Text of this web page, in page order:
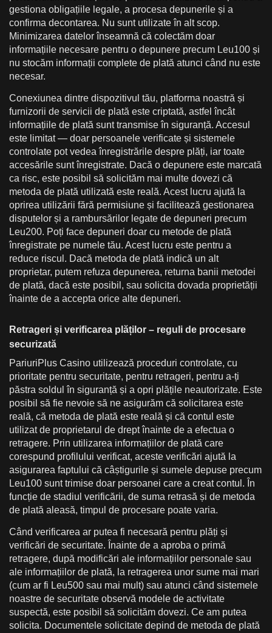
gestiona obligațiile legale, a procesa depunerile și a
confirma decontarea. Nu sunt utilizate în alt scop.
Minimizarea datelor înseamnă că colectăm doar
informațiile necesare pentru o depunere precum Leu100 și
nu stocăm informații complete de plată atunci când nu este
necesar.
Conexiunea dintre dispozitivul tău, platforma noastră și
furnizorii de servicii de plată este criptată, astfel încât
informațiile de plată sunt transmise în siguranță. Accesul
este limitat — doar persoanele verificate și sistemele
controlate pot vedea înregistrările despre plăți, iar toate
accesările sunt înregistrate. Dacă o depunere este marcată
ca risc, este posibil să solicităm mai multe dovezi că
metoda de plată utilizată este reală. Acest lucru ajută la
oprirea utilizării fără permisiune și facilitează gestionarea
disputelor și a rambursărilor legate de depuneri precum
Leu200. Poți face depuneri doar cu metode de plată
înregistrate pe numele tău. Acest lucru este pentru a
reduce riscul. Dacă metoda de plată indică un alt
proprietar, putem refuza depunerea, returna banii metodei
de plată, dacă este posibil, sau solicita dovada proprietății
înainte de a accepta orice alte depuneri.
Retrageri și verificarea plăților – reguli de procesare
securizată
PariuriPlus Casino utilizează proceduri controlate, cu
prioritate pentru securitate, pentru retrageri, pentru a-ți
păstra soldul în siguranță și a opri plățile neautorizate. Este
posibil să fie nevoie să ne asigurăm că solicitarea este
reală, că metoda de plată este reală și că contul este
utilizat de proprietarul de drept înainte de a efectua o
retragere. Prin utilizarea informațiilor de plată care
corespund profilului verificat, aceste verificări ajută la
asigurarea faptului că câștigurile și sumele depuse precum
Leu100 sunt trimise doar persoanei care a creat contul. În
funcție de stadiul verificării, de suma retrasă și de metoda
de plată aleasă, timpul de procesare poate varia.
Când verificarea ar putea fi necesară pentru plăți și
verificări de securitate. Înainte de a aproba o primă
retragere, după modificări ale informațiilor personale sau
ale informațiilor de plată, la retragerea unor sume mai mari
(cum ar fi Leu500 sau mai mult) sau atunci când sistemele
noastre de securitate observă modele de activitate
suspectă, este posibil să solicităm dovezi. Ce am putea
solicita. Documentele solicitate depind de metoda de plată